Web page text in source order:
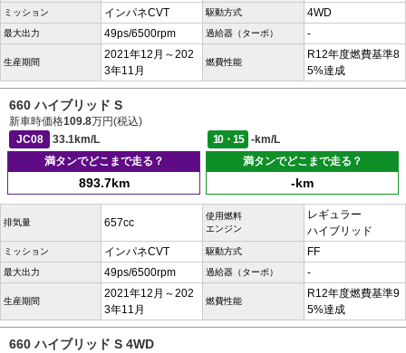
ミッション インパネCVT 駆動方式 4WD
最大出力 49ps/6500rpm 過給器（ターボ） -
生産期間
2021年12月～202
3年11月
燃費性能
R12年度燃費基準8
5%達成
660 ハイブリッド S
新車時価格109.8万円(税込)
JC08
33.1km/L 10・15
-km/L
満タンでどこまで走る？
893.7km
満タンでどこまで走る？
-km
排気量 657cc
使用燃料
エンジン
レギュラー
ハイブリッド
ミッション インパネCVT 駆動方式 FF
最大出力 49ps/6500rpm 過給器（ターボ） -
生産期間
2021年12月～202
3年11月
燃費性能
R12年度燃費基準9
5%達成
660 ハイブリッド S 4WD